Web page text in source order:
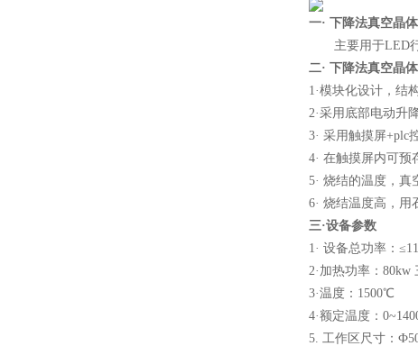
一· 下降法真空晶
主要用于LED行
二· 下降法真空晶
1·模块化设计，结
2·采用底部电动升
3· 采用触摸屏+plc
4· 在触摸屏内可预
5· 烧结的温度，真
6· 烧结温度高，用
三·设备参数
1· 设备总功率：
2·加热功率：80kw
3·温度：1500℃
4·额定温度：
5. 工作区尺寸：